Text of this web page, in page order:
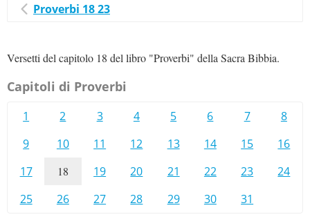
Proverbi 18 23
Versetti del capitolo 18 del libro "Proverbi" della Sacra Bibbia.
Capitoli di Proverbi
1 2 3 4 5 6 7
8
9
10 11 12 13 14 15
16
17
18 19 20 21 22 23
24
25
26 27 28 29 30 31